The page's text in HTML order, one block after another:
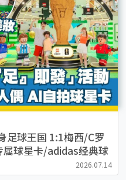
足球王国 1:1梅西/C罗
属球星卡/adidas经典球
2026.07.14